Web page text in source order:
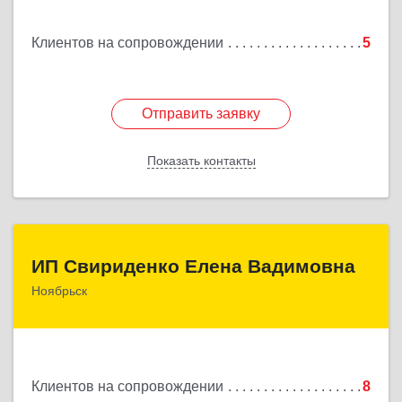
Клиентов на сопровождении 5
Отправить заявку
Показать контакты
Отправить заявку
Назад
ИП Свириденко Елена Вадимовна
Ноябрьск
Клиентов на сопровождении 8
629805, ЯНАО, Тюменская обл., г Ноябрьск,